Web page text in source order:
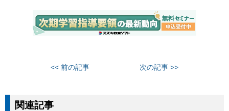
<< 前の記事 次の記事 >>
関連記事